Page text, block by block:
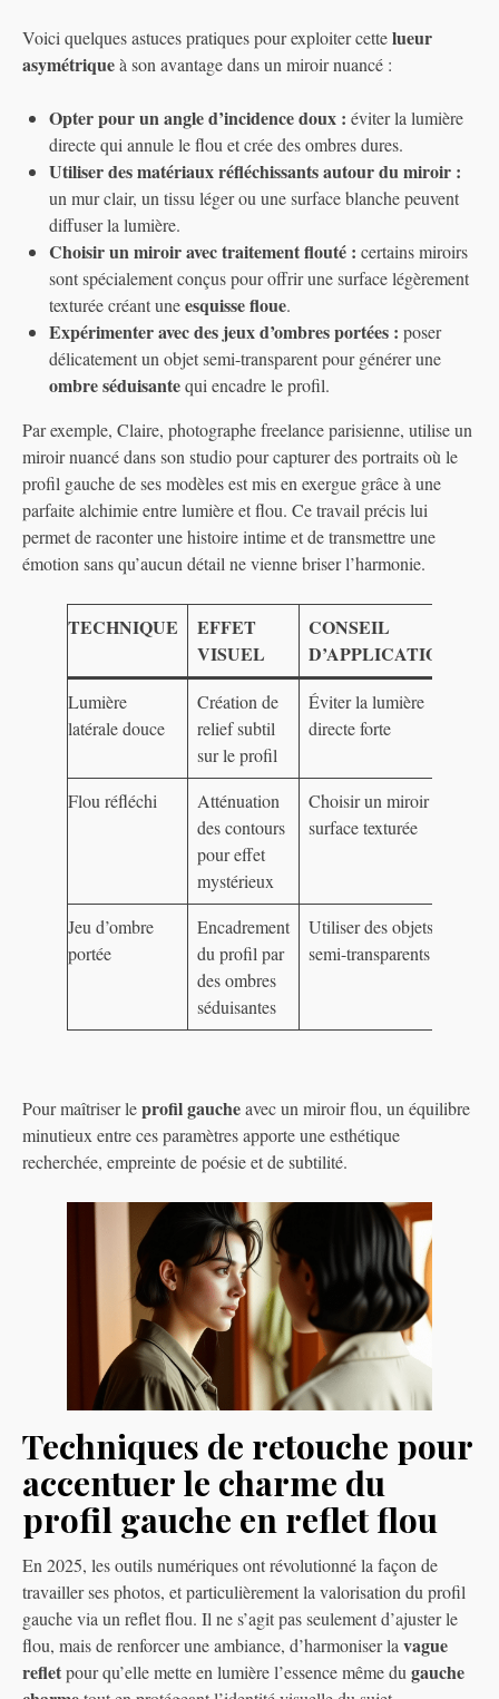
Voici quelques astuces pratiques pour exploiter cettelueur
asymétriqueà son avantage dans un miroir nuancé :
Opter pour un angle d’incidence doux : éviter la lumière
directe qui annule le flou et crée des ombres dures.
Utiliser des matériaux réfléchissants autour du miroir :
un mur clair, un tissu léger ou une surface blanche peuvent
diffuser la lumière.
Choisir un miroir avec traitement flouté : certains miroirs
sont spécialement conçus pour offrir une surface légèrement
texturée créant uneesquisse floue.
Expérimenter avec des jeux d’ombres portées : poser
délicatement un objet semi-transparent pour générer une
ombre séduisantequi encadre le profil.
Par exemple, Claire, photographe freelance parisienne, utilise un
miroir nuancé dans son studio pour capturer des portraits où le
profil gauche de ses modèles est mis en exergue grâce à une
parfaite alchimie entre lumière et flou. Ce travail précis lui
permet de raconter une histoire intime et de transmettre une
émotion sans qu’aucun détail ne vienne briser l’harmonie.
TECHNIQUE
EFFET
VISUEL
CONSEIL
D’APPLICATION
Lumière
latérale douce
Création de
relief subtil
sur le profil
Éviter la lumière
directe forte
Flou réfléchi
Atténuation
des contours
pour effet
mystérieux
Choisir un miroir à
surface texturée
Jeu d’ombre
portée
Encadrement
du profil par
des ombres
séduisantes
Utiliser des objets
semi-transparents
Pour maîtriser leprofil gaucheavec un miroir flou, un équilibre
minutieux entre ces paramètres apporte une esthétique
recherchée, empreinte de poésie et de subtilité.
Techniques de retouche pour
accentuer le charme du
profil gauche en reflet flou
En 2025, les outils numériques ont révolutionné la façon de
travailler ses photos, et particulièrement la valorisation du profil
gauche via un reflet flou. Il ne s’agit pas seulement d’ajuster le
flou, mais de renforcer une ambiance, d’harmoniser la vague
refletpour qu’elle mette en lumière l’essence même du gauche